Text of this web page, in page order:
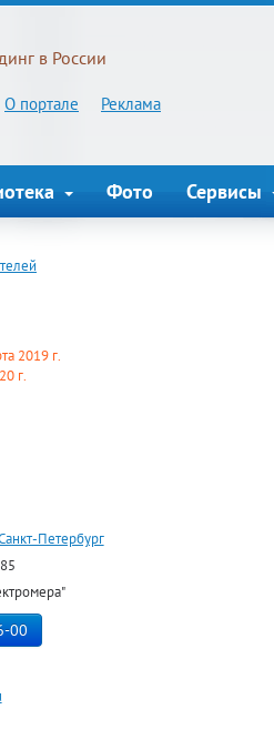
в России
О портале Реклама
Фото Сервисы
2019 г.
г.
Петербург
00